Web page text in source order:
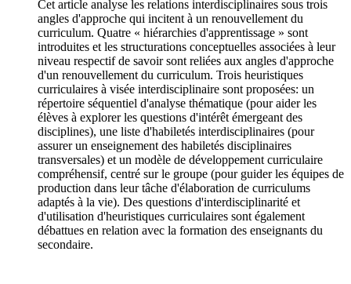
Cet article analyse les relations interdisciplinaires sous trois
angles d'approche qui incitent à un renouvellement du
curriculum. Quatre « hiérarchies d'apprentissage » sont
introduites et les structurations conceptuelles associées à leur
niveau respectif de savoir sont reliées aux angles d'approche
d'un renouvellement du curriculum. Trois heuristiques
curriculaires à visée interdisciplinaire sont proposées: un
répertoire séquentiel d'analyse thématique (pour aider les
élèves à explorer les questions d'intérêt émergeant des
disciplines), une liste d'habiletés interdisciplinaires (pour
assurer un enseignement des habiletés disciplinaires
transversales) et un modèle de développement curriculaire
compréhensif, centré sur le groupe (pour guider les équipes de
production dans leur tâche d'élaboration de curriculums
adaptés à la vie). Des questions d'interdisciplinarité et
d'utilisation d'heuristiques curriculaires sont également
débattues en relation avec la formation des enseignants du
secondaire.